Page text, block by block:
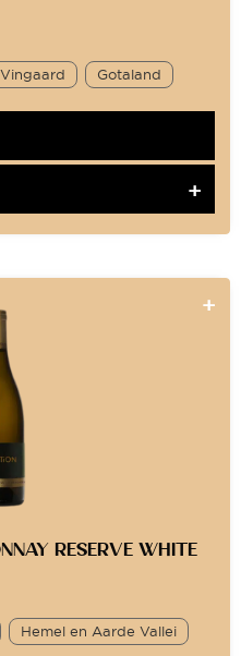
Gotaland
RESERVE WHITE
Hemel en Aarde Vallei